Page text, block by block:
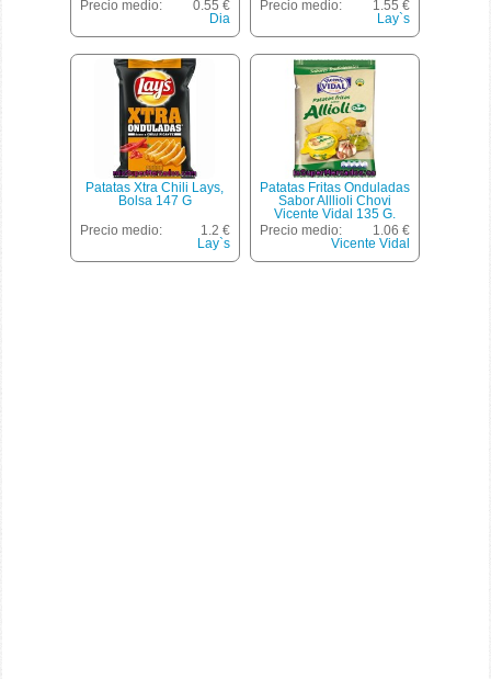
Precio medio:
0.55 €
Dia
Precio medio:
1.55 €
Lay`s
Patatas Xtra Chili Lays,
Bolsa 147 G
Precio medio:
1.2 €
Lay`s
Patatas Fritas Onduladas
Sabor Alllioli Chovi
Vicente Vidal 135 G.
Precio medio:
1.06 €
Vicente Vidal